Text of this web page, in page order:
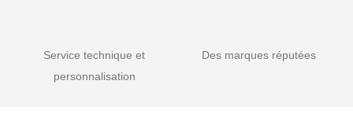
Service technique et
personnalisation
Des marques réputées